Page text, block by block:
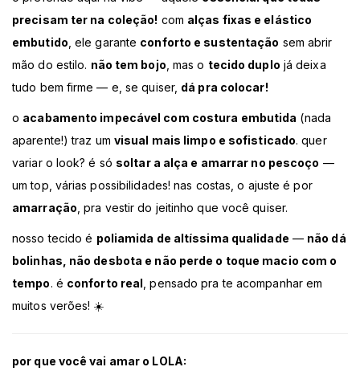
precisam ter na coleção! com alças fixas e elástico
embutido , ele garante conforto e sustentação sem abrir
mão do estilo. não tem bojo , mas o tecido duplo já deixa
tudo bem firme — e, se quiser, dá pra colocar!
o acabamento impecável com costura embutida (nada
aparente!) traz um visual mais limpo e sofisticado. quer
variar o look? é só soltar a alça e amarrar no pescoço —
um top, várias possibilidades! nas costas, o ajuste é por
amarração , pra vestir do jeitinho que você quiser.
nosso tecido é poliamida de altíssima qualidade — não dá
bolinhas, não desbota e não perde o toque macio com o
tempo. é conforto real , pensado pra te acompanhar em
muitos verões! ☀️
por que você vai amar o LOLA: